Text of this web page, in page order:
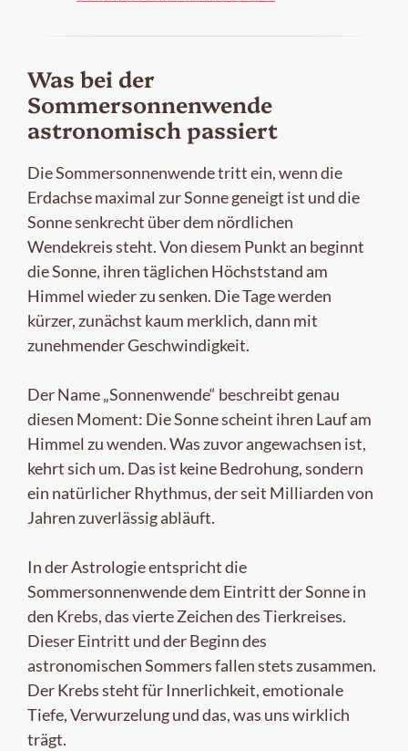
Was bei der
Sommersonnenwende
astronomisch passiert
Die Sommersonnenwende tritt ein, wenn die
Erdachse maximal zur Sonne geneigt ist und die
Sonne senkrecht über dem nördlichen
Wendekreis steht. Von diesem Punkt an beginnt
die Sonne, ihren täglichen Höchststand am
Himmel wieder zu senken. Die Tage werden
kürzer, zunächst kaum merklich, dann mit
zunehmender Geschwindigkeit.
Der Name „Sonnenwende“ beschreibt genau
diesen Moment: Die Sonne scheint ihren Lauf am
Himmel zu wenden. Was zuvor angewachsen ist,
kehrt sich um. Das ist keine Bedrohung, sondern
ein natürlicher Rhythmus, der seit Milliarden von
Jahren zuverlässig abläuft.
In der Astrologie entspricht die
Sommersonnenwende dem Eintritt der Sonne in
den Krebs, das vierte Zeichen des Tierkreises.
Dieser Eintritt und der Beginn des
astronomischen Sommers fallen stets zusammen.
Der Krebs steht für Innerlichkeit, emotionale
Tiefe, Verwurzelung und das, was uns wirklich
trägt.